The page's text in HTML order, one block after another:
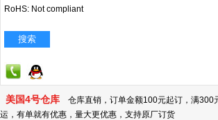
RoHS: Not compliant
搜索
美国4号仓库 仓库直销，订单金额100元起订，满300
运，有单就有优惠，量大更优惠，支持原厂订货